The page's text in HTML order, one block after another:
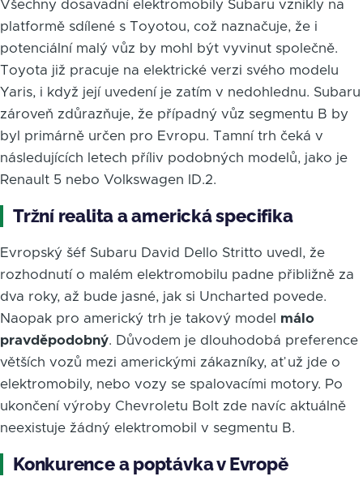
Všechny dosavadní elektromobily Subaru vznikly na
platformě sdílené s Toyotou, což naznačuje, že i
potenciální malý vůz by mohl být vyvinut společně.
Toyota již pracuje na elektrické verzi svého modelu
Yaris, i když její uvedení je zatím v nedohlednu. Subaru
zároveň zdůrazňuje, že případný vůz segmentu B by
byl primárně určen pro Evropu. Tamní trh čeká v
následujících letech příliv podobných modelů, jako je
Renault 5 nebo Volkswagen ID.2.
Tržní realita a americká specifika
Evropský šéf Subaru David Dello Stritto uvedl, že
rozhodnutí o malém elektromobilu padne přibližně za
dva roky, až bude jasné, jak si Uncharted povede.
Naopak pro americký trh je takový model málo
pravděpodobný. Důvodem je dlouhodobá preference
větších vozů mezi americkými zákazníky, ať už jde o
elektromobily, nebo vozy se spalovacími motory. Po
ukončení výroby Chevroletu Bolt zde navíc aktuálně
neexistuje žádný elektromobil v segmentu B.
Konkurence a poptávka v Evropě